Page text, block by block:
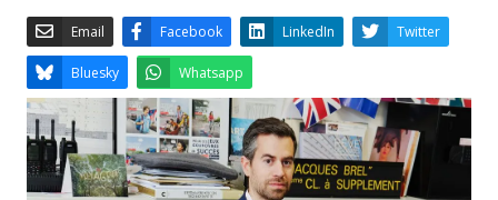
Email Facebook LinkedIn